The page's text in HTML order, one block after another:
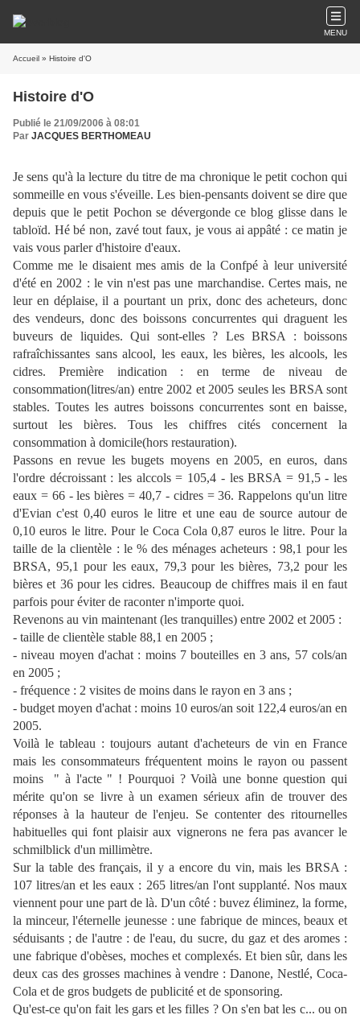
MENU
Accueil » Histoire d'O
Histoire d'O
Publié le 21/09/2006 à 08:01
Par JACQUES BERTHOMEAU
Je sens qu'à la lecture du titre de ma chronique le petit cochon qui
sommeille en vous s'éveille. Les bien-pensants doivent se dire que
depuis que le petit Pochon se dévergonde ce blog glisse dans le
tabloïd. Hé bé non, zavé tout faux, je vous ai appâté : ce matin je
vais vous parler d'histoire d'eaux.
Comme me le disaient mes amis de la Confpé à leur université
d'été en 2002 : le vin n'est pas une marchandise. Certes mais, ne
leur en déplaise, il a pourtant un prix, donc des acheteurs, donc
des vendeurs, donc des boissons concurrentes qui draguent les
buveurs de liquides. Qui sont-elles ? Les BRSA : boissons
rafraîchissantes sans alcool, les eaux, les bières, les alcools, les
cidres. Première indication : en terme de niveau de
consommation(litres/an) entre 2002 et 2005 seules les BRSA sont
stables. Toutes les autres boissons concurrentes sont en baisse,
surtout les bières. Tous les chiffres cités concernent la
consommation à domicile(hors restauration).
Passons en revue les bugets moyens en 2005, en euros, dans
l'ordre décroissant : les alccols = 105,4 - les BRSA = 91,5 - les
eaux = 66 - les bières = 40,7 - cidres = 36. Rappelons qu'un litre
d'Evian c'est 0,40 euros le litre et une eau de source autour de
0,10 euros le litre. Pour le Coca Cola 0,87 euros le litre. Pour la
taille de la clientèle : le % des ménages acheteurs : 98,1 pour les
BRSA, 95,1 pour les eaux, 79,3 pour les bières, 73,2 pour les
bières et 36 pour les cidres. Beaucoup de chiffres mais il en faut
parfois pour éviter de raconter n'importe quoi.
Revenons au vin maintenant (les tranquilles) entre 2002 et 2005 :
- taille de clientèle stable 88,1 en 2005 ;
- niveau moyen d'achat : moins 7 bouteilles en 3 ans, 57 cols/an
en 2005 ;
- fréquence : 2 visites de moins dans le rayon en 3 ans ;
- budget moyen d'achat : moins 10 euros/an soit 122,4 euros/an en
2005.
Voilà le tableau : toujours autant d'acheteurs de vin en France
mais les consommateurs fréquentent moins le rayon ou passent
moins " à l'acte " ! Pourquoi ? Voilà une bonne question qui
mérite qu'on se livre à un examen sérieux afin de trouver des
réponses à la hauteur de l'enjeu. Se contenter des ritournelles
habituelles qui font plaisir aux vignerons ne fera pas avancer le
schmilblick d'un millimètre.
Sur la table des français, il y a encore du vin, mais les BRSA :
107 litres/an et les eaux : 265 litres/an l'ont supplanté. Nos maux
viennent pour une part de là. D'un côté : buvez éliminez, la forme,
la minceur, l'éternelle jeunesse : une fabrique de minces, beaux et
séduisants ; de l'autre : de l'eau, du sucre, du gaz et des aromes :
une fabrique d'obèses, moches et complexés. Et bien sûr, dans les
deux cas des grosses machines à vendre : Danone, Nestlé, Coca-
Cola et de gros budgets de publicité et de sponsoring.
Qu'est-ce qu'on fait les gars et les filles ? On s'en bat les c... ou on